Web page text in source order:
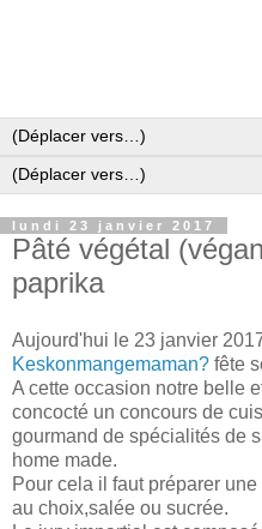
lundi 23 janvier 2017
Pâté végétal
paprika
Aujourd'hui le 23 janvier
Keskonmangemaman? fête
A cette occasion notre belle
concocté un concours de
gourmand de spécialités de
home made.
Pour cela il faut préparer
au choix,salée ou sucrée.